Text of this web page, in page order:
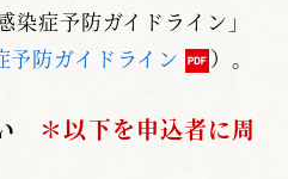
症予防ガイドライン」
予防ガイドライン ）。
＊以下を申込者に周